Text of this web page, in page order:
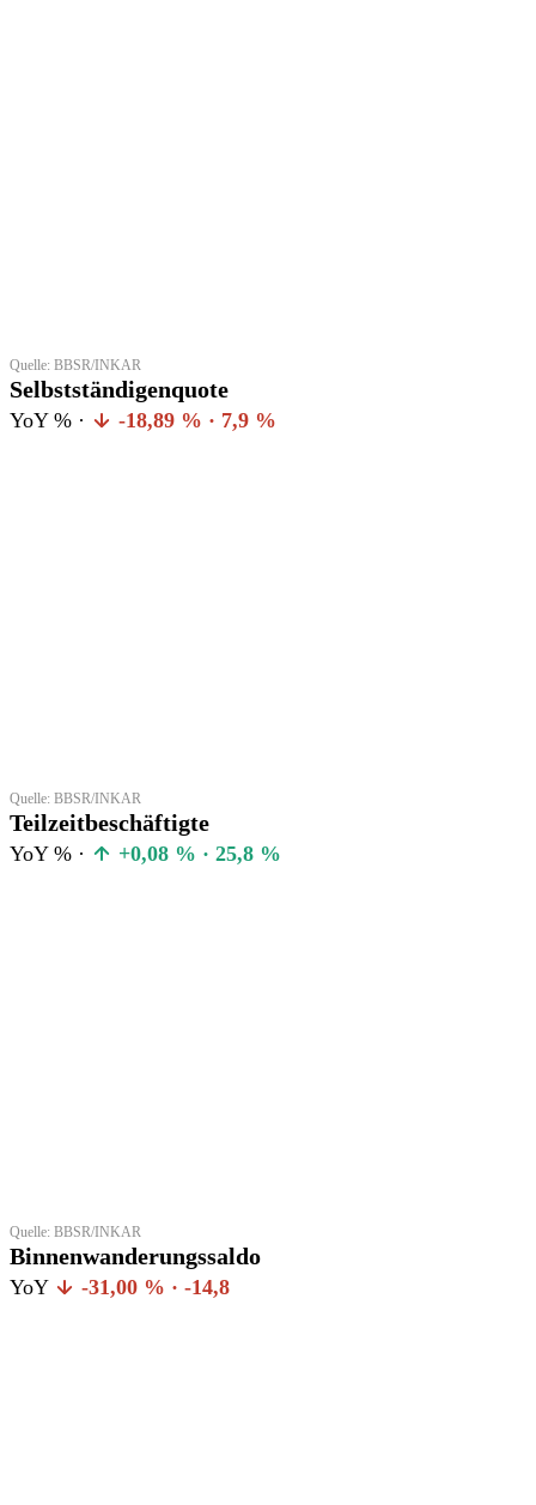
Quelle: BBSR/INKAR
Selbstständigenquote
YoY % · -18,89 % · 7,9 %
Quelle: BBSR/INKAR
Teilzeitbeschäftigte
YoY % · +0,08 % · 25,8 %
Quelle: BBSR/INKAR
Binnenwanderungssaldo
YoY -31,00 % · -14,8